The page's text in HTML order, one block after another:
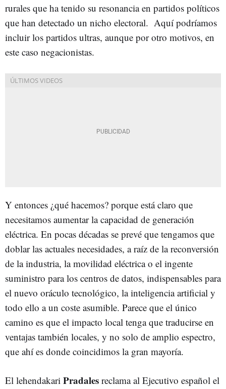
rurales que ha tenido su resonancia en partidos políticos
que han detectado un nicho electoral. Aquí podríamos
incluir los partidos ultras, aunque por otro motivos, en
este caso negacionistas.
Y entonces ¿qué hacemos? porque está claro que
necesitamos aumentar la capacidad de generación
eléctrica. En pocas décadas se prevé que tengamos que
doblar las actuales necesidades, a raíz de la reconversión
de la industria, la movilidad eléctrica o el ingente
suministro para los centros de datos, indispensables para
el nuevo oráculo tecnológico, la inteligencia artificial y
todo ello a un coste asumible. Parece que el único
camino es que el impacto local tenga que traducirse en
ventajas también locales, y no solo de amplio espectro,
que ahí es donde coincidimos la gran mayoría.
El lehendakari Pradales reclama al Ejecutivo español el